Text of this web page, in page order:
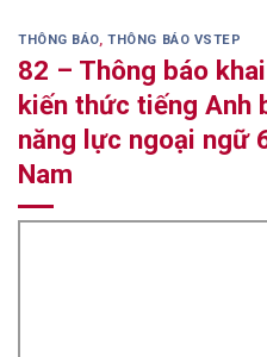
THÔNG BÁO,THÔNG BÁO VSTEP
82 – Thông báo
kiến thức tiếng Anh
năng lực ngoại ngữ
Nam